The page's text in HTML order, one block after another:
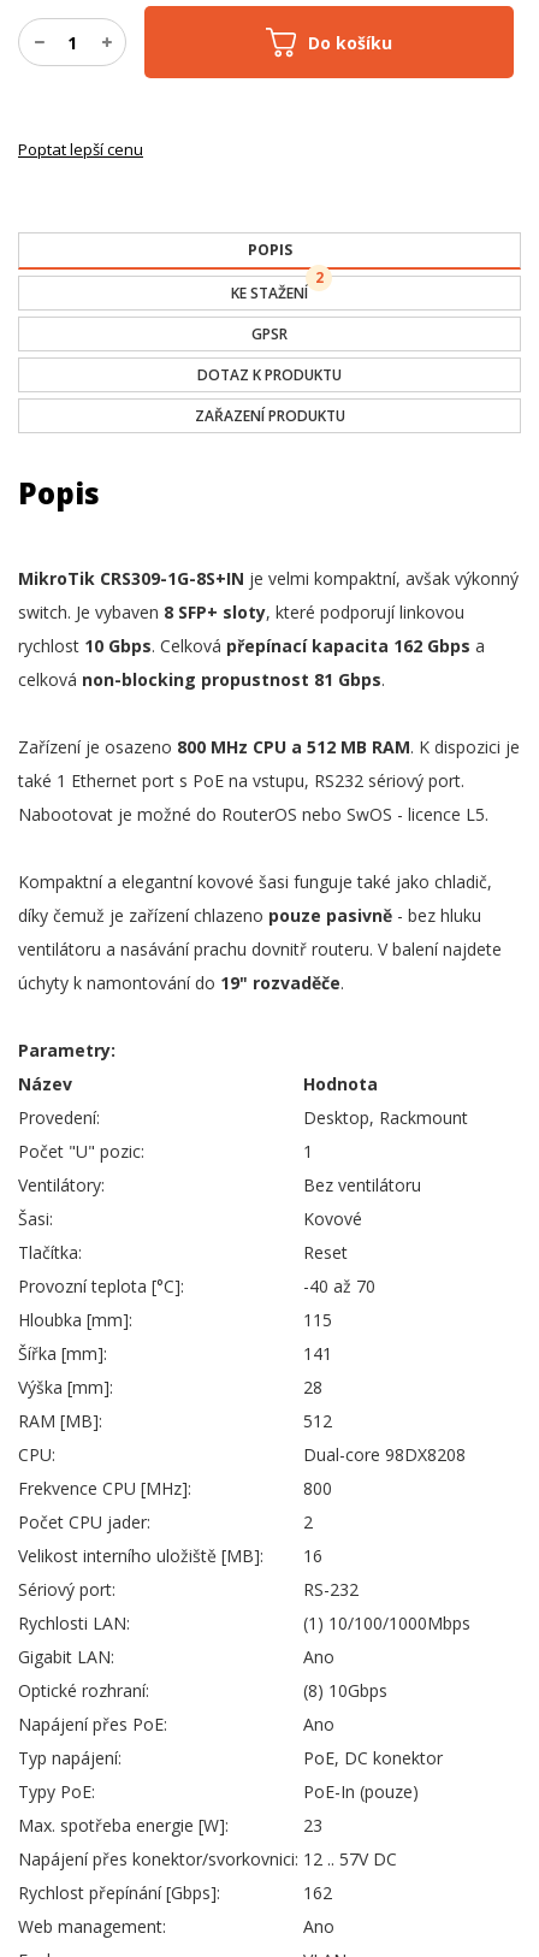
Do košíku
Poptat lepší cenu
POPIS
KE STAŽENÍ
2
GPSR
DOTAZ K PRODUKTU
ZAŘAZENÍ PRODUKTU
Popis
MikroTik CRS309-1G-8S+IN je velmi kompaktní, avšak výkonný
switch. Je vybaven 8 SFP+ sloty, které podporují linkovou
rychlost 10 Gbps. Celková přepínací kapacita 162 Gbps a
celková non-blocking propustnost 81 Gbps.
Zařízení je osazeno 800 MHz CPU a 512 MB RAM. K dispozici je
také 1 Ethernet port s PoE na vstupu, RS232 sériový port.
Nabootovat je možné do RouterOS nebo SwOS - licence L5.
Kompaktní a elegantní kovové šasi funguje také jako chladič,
díky čemuž je zařízení chlazeno pouze pasivně - bez hluku
ventilátoru a nasávání prachu dovnitř routeru. V balení najdete
úchyty k namontování do 19" rozvaděče.
Parametry:
Název
Hodnota
Provedení:
Desktop, Rackmount
Počet "U" pozic:
1
Ventilátory:
Bez ventilátoru
Šasi:
Kovové
Tlačítka:
Reset
Provozní teplota [°C]:
-40 až 70
Hloubka [mm]:
115
Šířka [mm]:
141
Výška [mm]:
28
RAM [MB]:
512
CPU:
Dual-core 98DX8208
Frekvence CPU [MHz]:
800
Počet CPU jader:
2
Velikost interního uložiště [MB]:
16
Sériový port:
RS-232
Rychlosti LAN:
(1) 10/100/1000Mbps
Gigabit LAN:
Ano
Optické rozhraní:
(8) 10Gbps
Napájení přes PoE:
Ano
Typ napájení:
PoE, DC konektor
Typy PoE:
PoE-In (pouze)
Max. spotřeba energie [W]:
23
Napájení přes konektor/svorkovnici: 12 .. 57V DC
Rychlost přepínání [Gbps]:
162
Web management:
Ano